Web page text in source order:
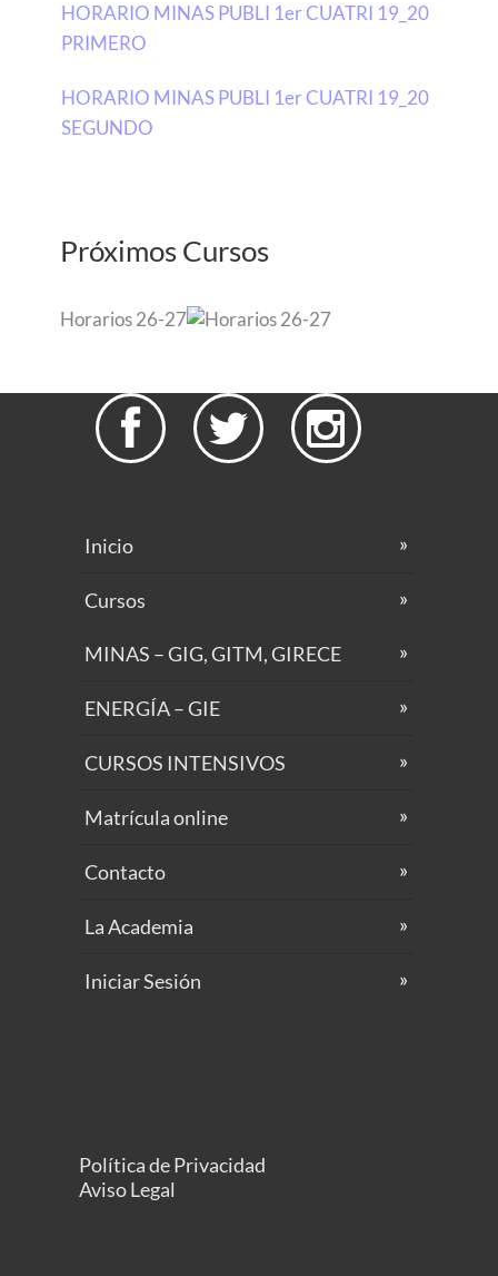
HORARIO MINAS PUBLI 1er CUATRI 19_20
PRIMERO
HORARIO MINAS PUBLI 1er CUATRI 19_20
SEGUNDO
Próximos Cursos
Horarios 26-27
  
Inicio
Cursos
MINAS – GIG, GITM, GIRECE
ENERGÍA – GIE
CURSOS INTENSIVOS
Matrícula online
Contacto
La Academia
Iniciar Sesión
Política de Privacidad
Aviso Legal